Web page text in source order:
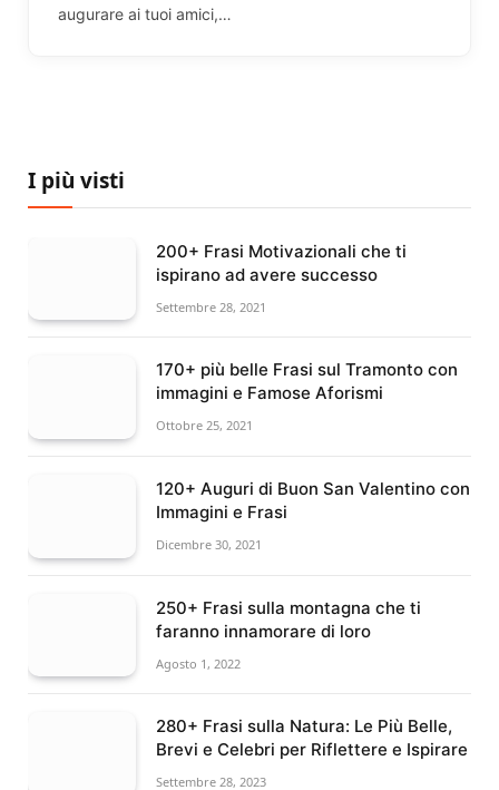
augurare ai tuoi amici,…
I più visti
200+ Frasi Motivazionali che ti
ispirano ad avere successo
Settembre 28, 2021
170+ più belle Frasi sul Tramonto con
immagini e Famose Aforismi
Ottobre 25, 2021
120+ Auguri di Buon San Valentino con
Immagini e Frasi
Dicembre 30, 2021
250+ Frasi sulla montagna che ti
faranno innamorare di loro
Agosto 1, 2022
280+ Frasi sulla Natura: Le Più Belle,
Brevi e Celebri per Riflettere e Ispirare
Settembre 28, 2023